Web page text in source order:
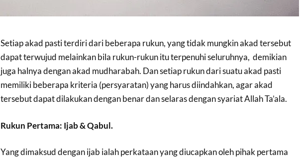
Setiap akad pasti terdiri dari beberapa rukun, yang tidak mungkin akad tersebut
dapat terwujud melainkan bila rukun-rukun itu terpenuhi seluruhnya, demikian
juga halnya dengan akad mudharabah. Dan setiap rukun dari suatu akad pasti
memiliki beberapa kriteria (persyaratan) yang harus diindahkan, agar akad
tersebut dapat dilakukan dengan benar dan selaras dengan syariat Allah Ta’ala.
Rukun Pertama: Ijab & Qabul.
Yang dimaksud dengan ijab ialah perkataan yang diucapkan oleh pihak pertama